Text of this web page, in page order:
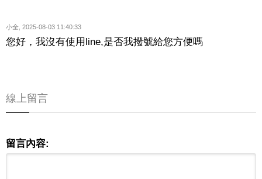
小全 2025-08-03 11:40:33
您好，我沒有使用line,是否我撥號給您方便嗎
線上留言
留言內容: